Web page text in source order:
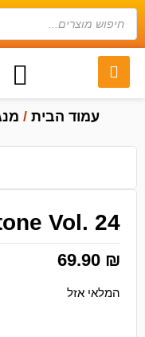
עמוד הבית /
Vol. 24
69.90 ₪
המלאי אזל